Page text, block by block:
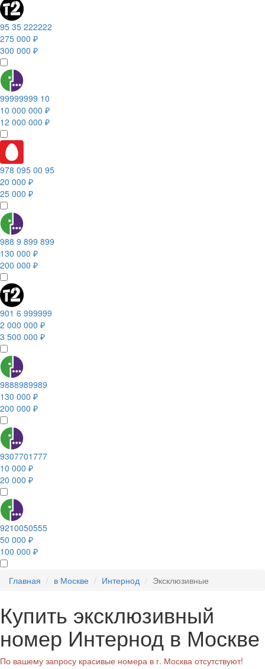
95 35 222222
275 000 ₽
300 000 ₽
99999999 10
10 000 000 ₽
12 000 000 ₽
978 095 00 95
20 000 ₽
25 000 ₽
988 9 899 899
130 000 ₽
200 000 ₽
901 6 999999
2 000 000 ₽
3 500 000 ₽
9888989989
130 000 ₽
200 000 ₽
9307701777
10 000 ₽
20 000 ₽
9210050555
50 000 ₽
100 000 ₽
Главная в Москве Интернод Эксклюзивные
Купить эксклюзивный
номер Интернод в Москве
По вашему запросу красивые номера в г. Москва отсутствуют!